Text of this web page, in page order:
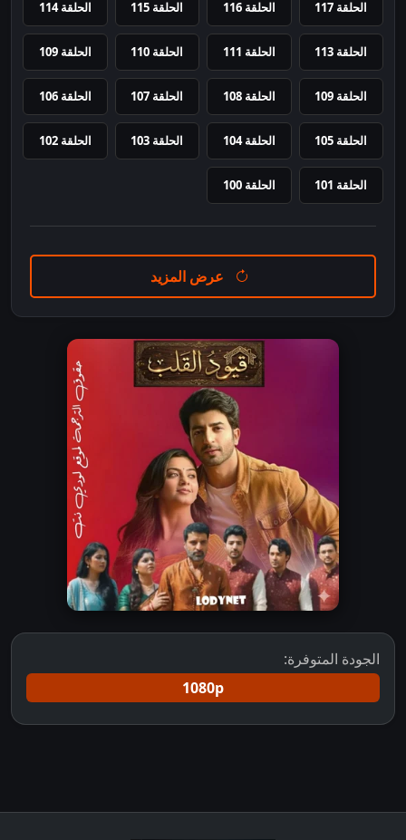
الحلقة 117 الحلقة 116 الحلقة 115 الحلقة 114
الحلقة 113 الحلقة 111 الحلقة 110 الحلقة 109
الحلقة 109 الحلقة 108 الحلقة 107 الحلقة 106
الحلقة 105 الحلقة 104 الحلقة 103 الحلقة 102
الحلقة 101 الحلقة 100
عرض المزيد
الجودة المتوفرة:
1080p